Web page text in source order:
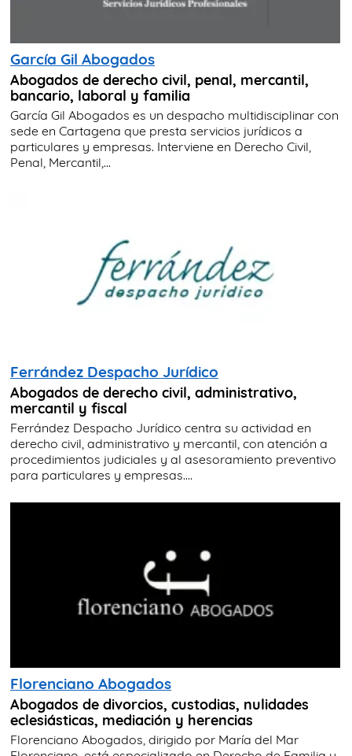
García Gil Abogados
Abogados de derecho civil, penal, mercantil,
bancario, laboral y familia
García Gil Abogados es un despacho multidisciplinar con
sede en Cartagena que presta servicios jurídicos a
particulares y empresas. Interviene en Derecho Civil,
Penal, Mercantil,...
Ferrández Despacho Jurídico
Abogados de derecho civil, administrativo,
mercantil y fiscal
Ferrández Despacho Jurídico centra su actividad en
derecho civil, administrativo y mercantil, con atención a
procedimientos judiciales y al asesoramiento preventivo
para particulares y empresas....
Florenciano Abogados
Abogados de divorcios, custodias, nulidades
eclesiásticas, mediación y herencias
Florenciano Abogados, dirigido por María del Mar